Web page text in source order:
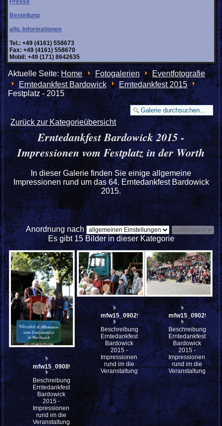
Presse
Bestellung
allg. Informationen
Tel.: +49 (4161) 558673
Fax: +49 (4161) 558670
Mobil: +49 (171) 8642635
Aktuelle Seite:Home Fotogalerien
Eventfotografie
Erntedankfest Bardowick
Erntedankfest 2015
Festplatz - 2015
Zurück zur Kategorieübersicht
Erntedankfest Bardowick 2015 -
Impressionen vom Festplatz in der Worth
In dieser Galerie finden Sie einige allgemeine
Impressionen rund um das 64. Erntedankfest Bardowick
2015.
Anordnung nach
Es gibt 15 Bilder in dieser Kategorie
mfw15_090894w
Beschreibung:
Erntedankfest
Bardowick
2015 -
Impressionen
rund im die
Veranstaltung
mfw15_090295w
Beschreibung:
Erntedankfest
Bardowick
2015 -
Impressionen
rund im die
Veranstaltung
mfw15_090294w
Beschreibung:
Erntedankfest
Bardowick
2015 -
Impressionen
rund im die
Veranstaltung